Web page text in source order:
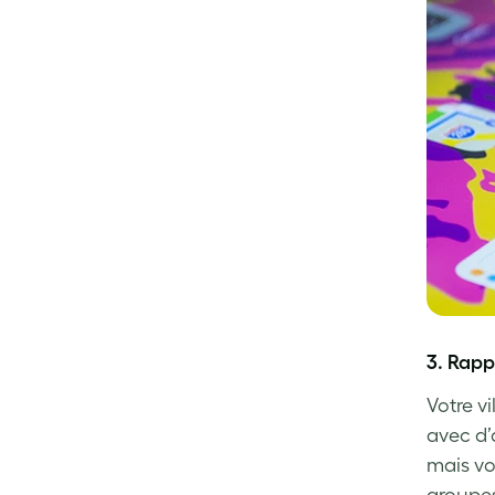
3.
Votre
avec
mais